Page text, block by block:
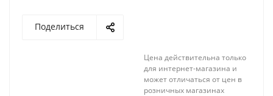
Поделиться
Цена действительна только
для интернет-магазина и
может отличаться от цен в
розничных магазинах